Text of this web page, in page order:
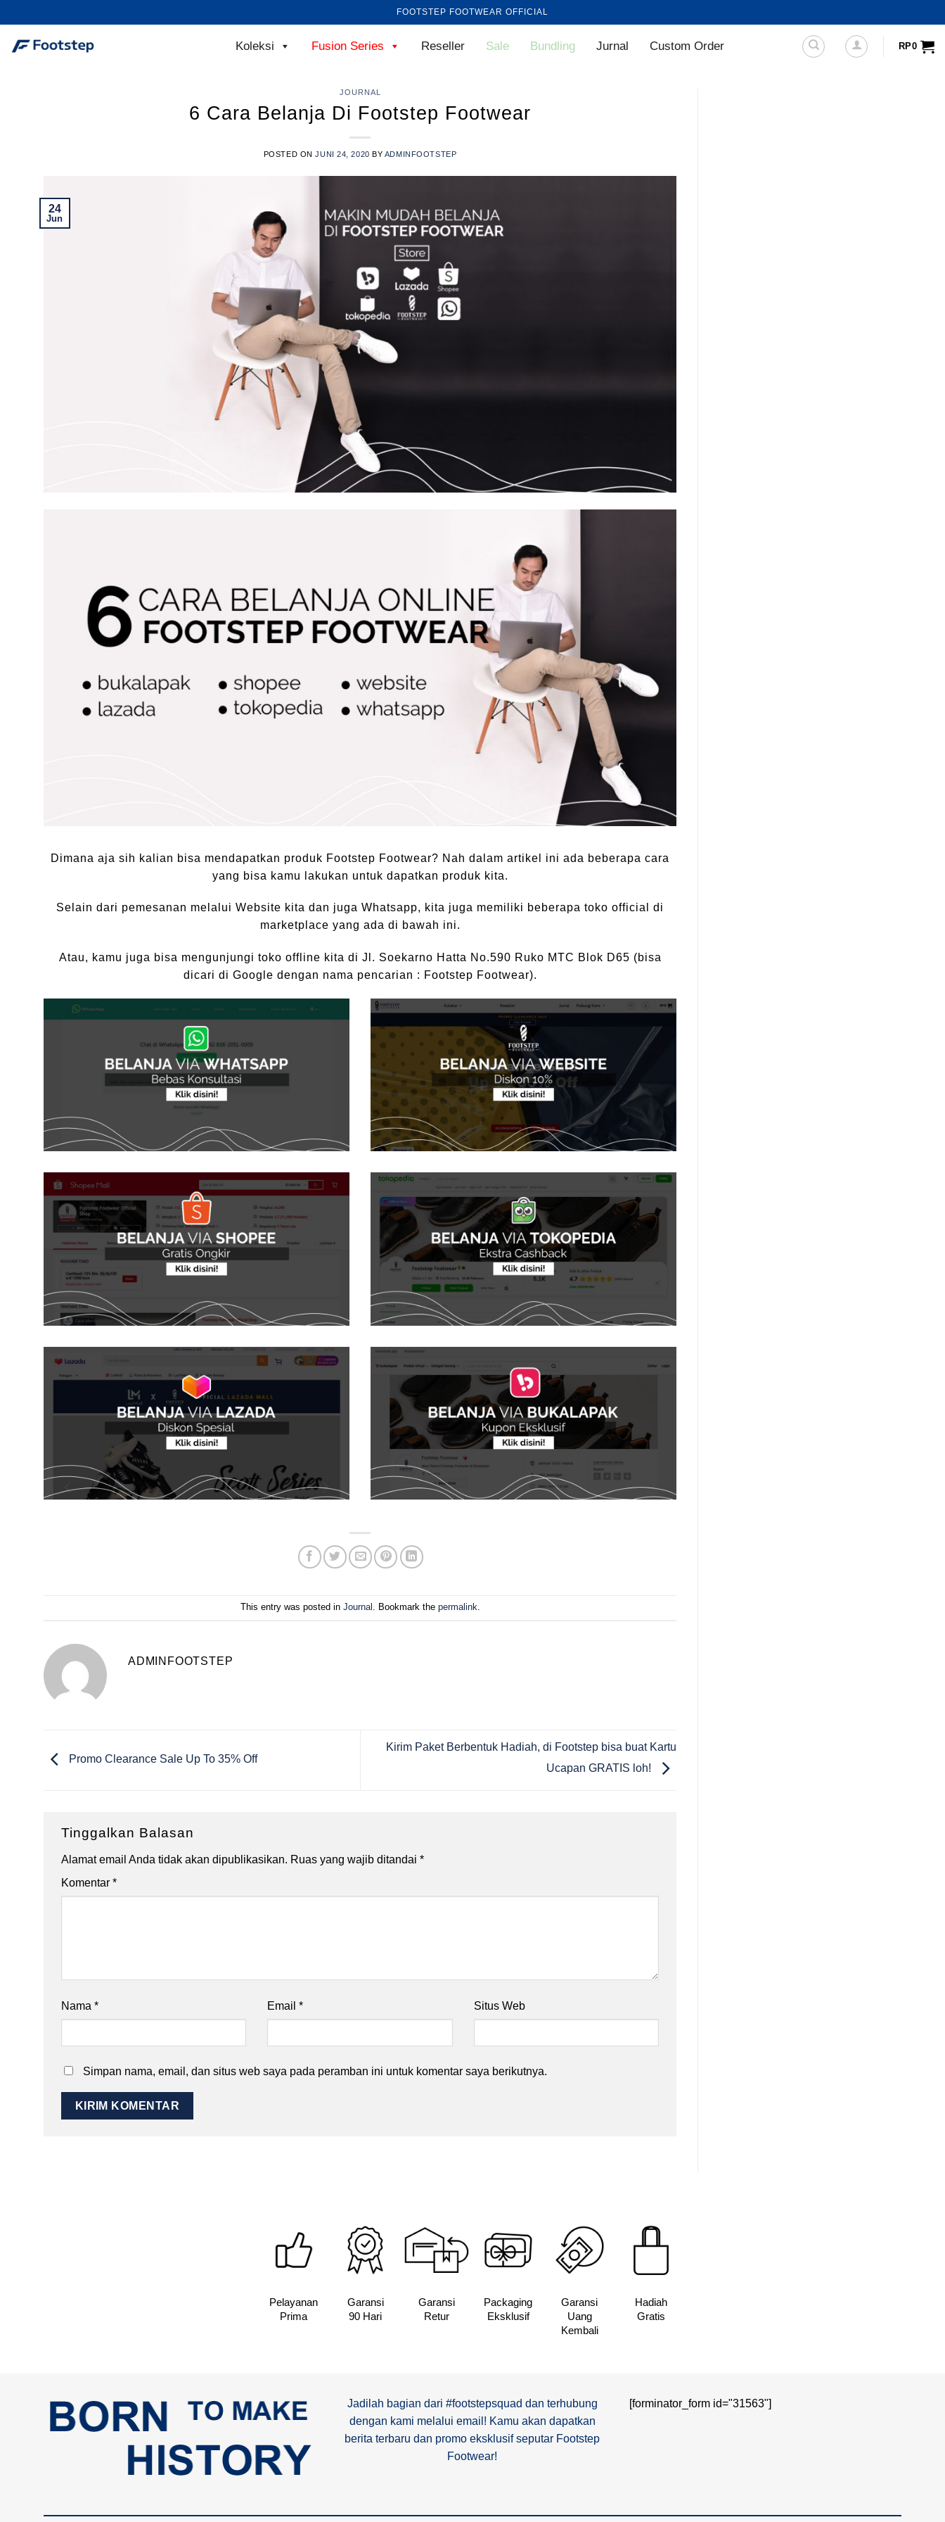
to
content
FOOTSTEP FOOTWEAR OFFICIAL
Koleksi Fusion Series Reseller Sale Bundling Jurnal Custom Order RP0
JOURNAL
6 Cara Belanja Di Footstep Footwear
POSTED ONJUNI 24, 2020 BY ADMINFOOTSTEP
24
Jun
Dimana aja sih kalian bisa mendapatkan produk Footstep Footwear? Nah dalam artikel ini ada beberapa cara
yang bisa kamu lakukan untuk dapatkan produk kita.
Selain dari pemesanan melalui Website kita dan juga Whatsapp, kita juga memiliki beberapa toko official di
marketplace yang ada di bawah ini.
Atau, kamu juga bisa mengunjungi toko offline kita di Jl. Soekarno Hatta No.590 Ruko MTC Blok D65 (bisa
dicari di Google dengan nama pencarian : Footstep Footwear).
This entry was posted in Journal . Bookmark the permalink
ADMINFOOTSTEP
Promo Clearance Sale Up To 35% Off
Kirim Paket Berbentuk Hadiah, di Footstep bisa buat Kartu
Ucapan GRATIS loh!
Tinggalkan Balasan
Alamat email Anda tidak akan dipublikasikan. Ruas yang wajib ditandai *
Komentar *
Nama * Email* Situs Web
Simpan nama, email, dan situs web saya pada peramban ini untuk komentar saya berikutnya.
Pelayanan
Prima
Garansi
90 Hari
Garansi
Retur
Packaging
Eksklusif
Garansi
Uang
Kembali
Hadiah
Gratis
Jadilah bagian dari #footstepsquad dan terhubung
dengan kami melalui email! Kamu akan dapatkan
berita terbaru dan promo eksklusif seputar Footstep
Footwear!
[forminator_form id="31563"]